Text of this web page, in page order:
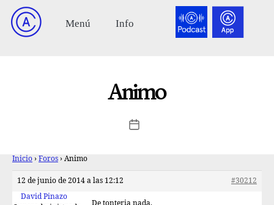
Animo
Inicio › Foros › Animo
12 de junio de 2014 a las 12:12
#30212
David Pinazo